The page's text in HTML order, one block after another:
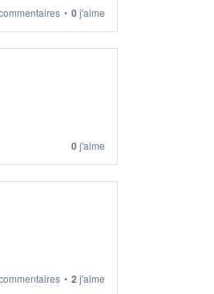
• 0j'aime
0j'aime
• 2 j'aime